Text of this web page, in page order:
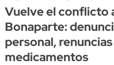
Vuelve el conflicto
Bonaparte:
personal,
medicamentos